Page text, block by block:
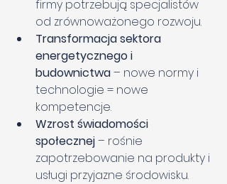
firmy potrzebują specjalistów
od zrównoważonego rozwoju.
Transformacja sektora
energetycznego i
budownictwa – nowe normy i
technologie = nowe
kompetencje.
Wzrost świadomości
społecznej – rośnie
zapotrzebowanie na produkty i
usługi przyjazne środowisku.